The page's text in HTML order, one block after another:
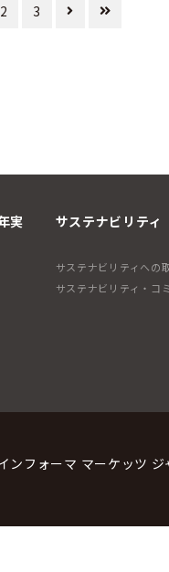
2 3
実
サステナビリティ
サステナビリティへの
サステナビリティ・コ
ンフォーマ マーケッツ